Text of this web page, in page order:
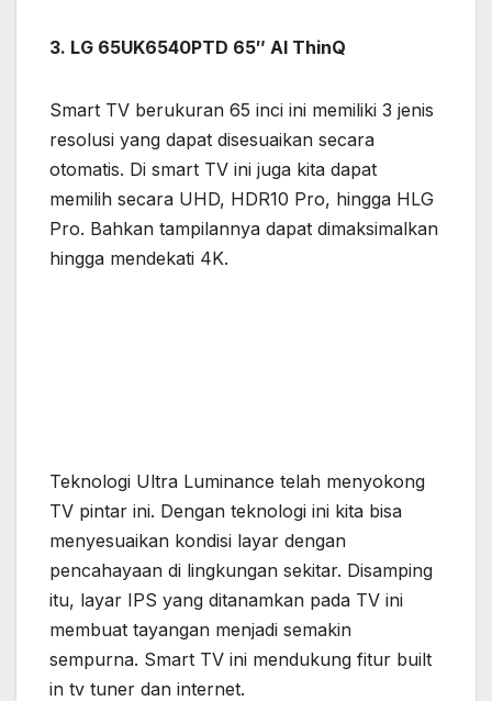
3. LG 65UK6540PTD 65″ AI ThinQ
Smart TV berukuran 65 inci ini memiliki 3 jenis
resolusi yang dapat disesuaikan secara
otomatis. Di smart TV ini juga kita dapat
memilih secara UHD, HDR10 Pro, hingga HLG
Pro. Bahkan tampilannya dapat dimaksimalkan
hingga mendekati 4K.
Teknologi Ultra Luminance telah menyokong
TV pintar ini. Dengan teknologi ini kita bisa
menyesuaikan kondisi layar dengan
pencahayaan di lingkungan sekitar. Disamping
itu, layar IPS yang ditanamkan pada TV ini
membuat tayangan menjadi semakin
sempurna. Smart TV ini mendukung fitur built
in tv tuner dan internet.